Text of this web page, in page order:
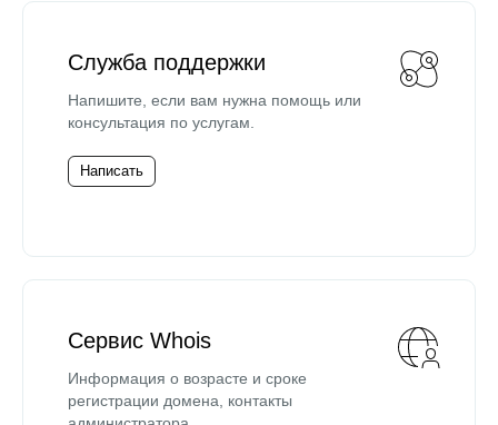
Служба поддержки
Напишите, если вам нужна помощь или
консультация по услугам.
Написать
Сервис Whois
Информация о возрасте и сроке
регистрации домена, контакты